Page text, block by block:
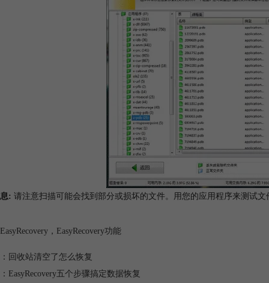
: 请注意扫描可能会找到部分或损坏的文件。用您的应用程序来测试
EasyRecovery ， EasyRecovery功能
回收站清空了怎么恢复
EasyRecovery五个步骤搞定数据恢复